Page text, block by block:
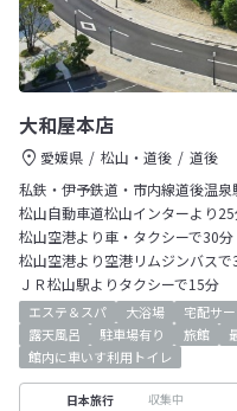
大和屋本店
愛媛県 松山・道後
道後
私鉄・伊予鉄道・市内線道後温
松山自動車道松山インターより
松山空港より車・タクシーで30分
松山空港より空港リムジンバスで
ＪＲ松山駅よりタクシーで15分
エステ＆スパ 大浴場 宅配サ
露天風呂
駐車場有り 旅館
館内に車いす利用トイレ
日本旅行 収集中